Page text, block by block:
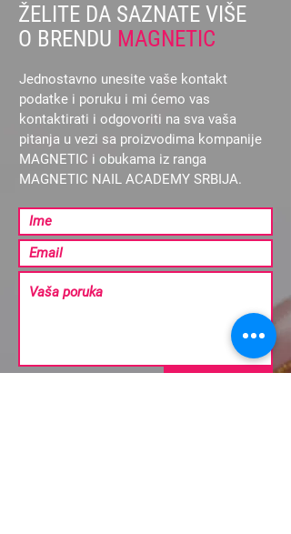
ŽELITE DA SAZNATE VIŠE
O BRENDU MAGNETIC
Jednostavno unesite vaše kontakt
podatke i poruku i mi ćemo vas
kontaktirati i odgovoriti na sva vaša
pitanja u vezi sa proizvodima kompanije
MAGNETIC i obukama iz ranga
MAGNETIC NAIL ACADEMY SRBIJA.